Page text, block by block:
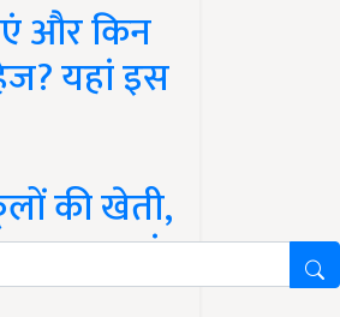
और किन
यहां इस
की खेती,
साथ कमाएं